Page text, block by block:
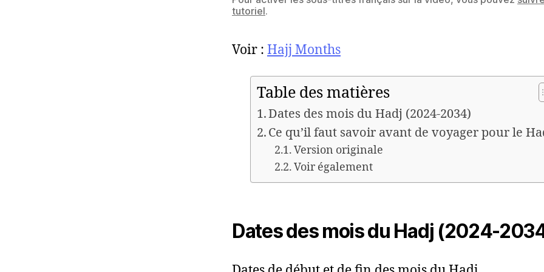
tutoriel.
Voir : Hajj Months
Table des matières
Dates des mois du Hadj (2024-2034)
Ce qu’il faut savoir avant de voyager pour le
Version originale
Voir également
Dates des mois du Hadj (2024-